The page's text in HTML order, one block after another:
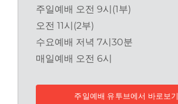
주일예배 오전 9시(1부)
오전 11시(2부)
수요예배 저녁 7시30분
매일예배 오전 6시
주일예배 유투브에서 바로보기